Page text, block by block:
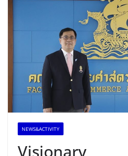
คุ้มครองสูงสุด
สินค้ามูลค่าสูง
NEWS&ACTIVITY
Visionary